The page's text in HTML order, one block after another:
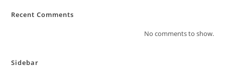
Recent Comments
No comments to show.
Sidebar